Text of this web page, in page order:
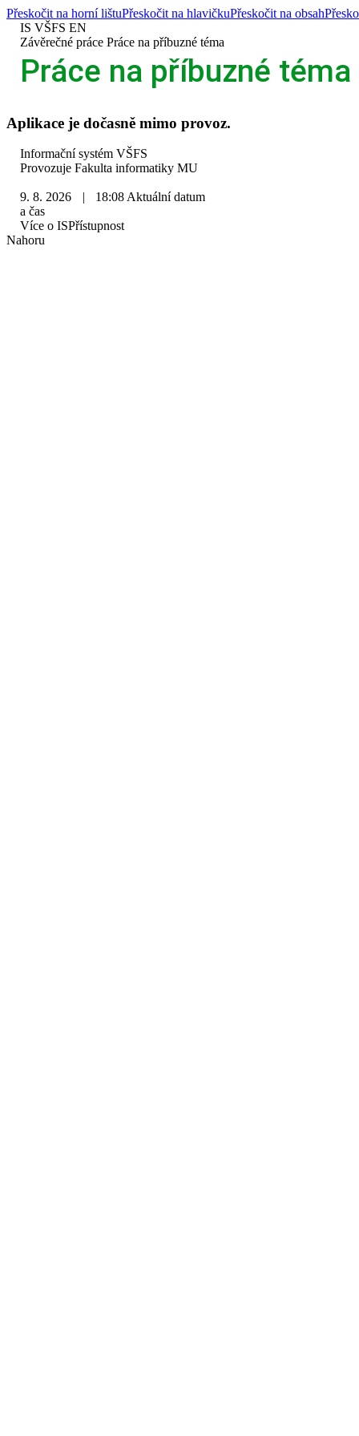
Přeskočit na horní lištuPřeskočit na hlavičkuPřeskočit na obsah
IS VŠFS EN
>
Závěrečné práce >
Práce na příbuzné téma
Práce na příbuzné téma
Aplikace je dočasně mimo provoz.
IS
VŠFS
Informační systém VŠFS
ProvozujeFakulta informatiky MU
9. 8. 2026 | 18:08Aktuální datum
a čas
Více o ISPřístupnost
Nahoru